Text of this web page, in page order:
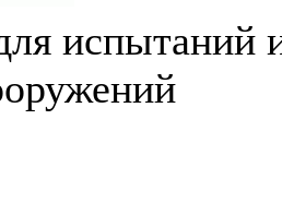
испытаний